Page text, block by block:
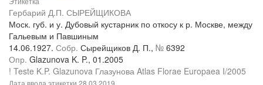
Гербарий Д.П. СЫРЕЙЩИКОВА
Моск. губ. и у. Дубовый кустарник по откосу к р. Москве, между
Гальевым и Павшиным
14.06.1927. Собр. Сырейщиков Д. П., № 6392
Опр. Glazunova K. P., 01.2005
! Teste K.P. Glazunova Глазунова Atlas Florae Europaea I/2005